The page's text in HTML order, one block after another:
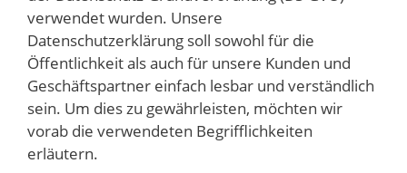
verwendet wurden. Unsere
Datenschutzerklärung soll sowohl für die
Öffentlichkeit als auch für unsere Kunden und
Geschäftspartner einfach lesbar und verständlich
sein. Um dies zu gewährleisten, möchten wir
vorab die verwendeten Begrifflichkeiten
erläutern.